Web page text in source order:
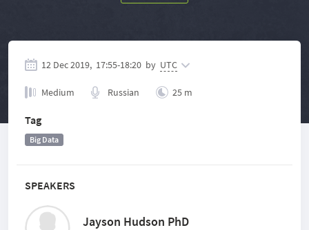
SPEAKERS
Jayson Hudson PhD
12 Dec 2019, 17:55-18:20 by UTC
Medium Russian 25 m
Tag
Big Data